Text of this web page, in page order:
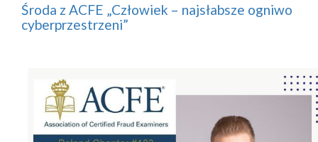
Środa z ACFE „Człowiek – najsłabsze ogniwo
cyberprzestrzeni”